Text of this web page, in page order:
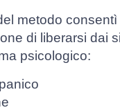
metodo consentì
di liberarsi dai
psicologico: